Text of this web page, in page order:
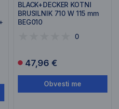
BLACK+DECKER KOTNI
BRUSILNIK 710 W 115 mm
BEG010
0
47,96 €
Obvesti me